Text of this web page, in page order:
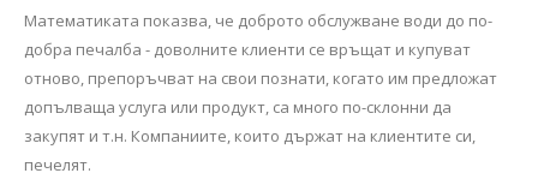
Математиката показва, че доброто обслужване води до по-
добра печалба - доволните клиенти се връщат и купуват
отново, препоръчват на свои познати, когато им предложат
допълваща услуга или продукт, са много по-склонни да
закупят и т.н. Компаниите, които държат на клиентите си,
печелят.